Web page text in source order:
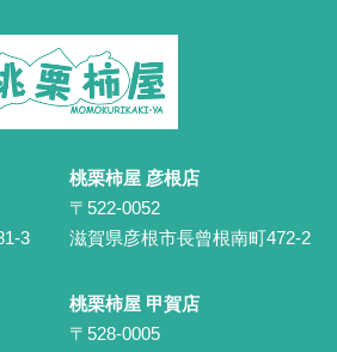
3
桃栗柿屋 彦根店
〒522-0052
滋賀県彦根市長曾根南町472-2
桃栗柿屋 甲賀店
〒528-0005